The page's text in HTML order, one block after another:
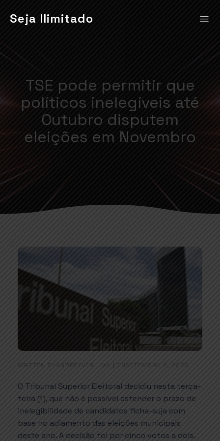
Seja Ilimitado
TSE pode permitir que
políticos inelegíveis até
Outubro disputem
eleições em Novembro
WRITTEN BY ANDREYVER LIMA ONSETEMBRO 2, 2020
O Tribunal Superior Eleitoral decidiu nesta terça-
feira (1), que não é possível estender o prazo de
inelegibilidade de candidatos ficha-suja com
base no adiamento das eleições municipais
deste ano. A decisão foi por cinco votos a dois.